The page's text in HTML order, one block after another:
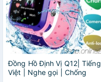
Đồng Hồ Định Vị Q12| Tiếng
Việt | Nghe gọi | Chống